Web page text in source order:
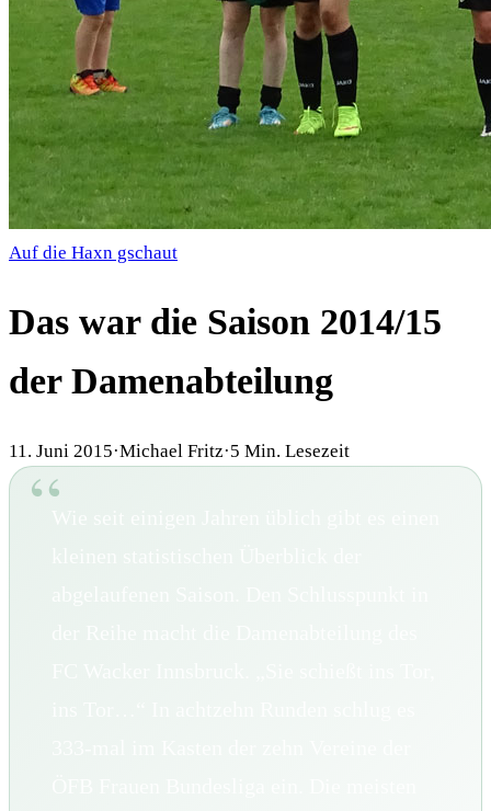
Auf die Haxn gschaut
Das war die Saison 2014/15
der Damenabteilung
11. Juni 2015·Michael Fritz·5 Min. Lesezeit